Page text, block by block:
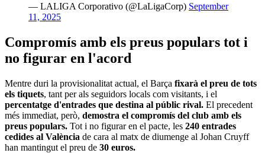
— LALIGA Corporativo (@LaLigaCorp) September
11, 2025
Compromís amb els preus populars tot i
no figurar en l'acord
Mentre duri la provisionalitat actual, el Barça fixarà el preu de tots
els tiquets, tant per als seguidors locals com visitants, i el
percentatge d'entrades que destina al públic rival. El precedent
més immediat, però, demostra el compromís del club amb els
preus populars. Tot i no figurar en el pacte, les 240 entrades
cedides al València de cara al matx de diumenge al Johan Cruyff
han mantingut el preu de 30 euros.